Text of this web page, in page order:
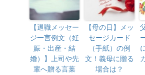
【退職メッセー
ジ一言例文（妊
娠・出産・結
婚）】上司や先
輩へ贈る言葉
【母の日】メッ
セージカード
（手紙）の例
文！義母に贈る
場合は？